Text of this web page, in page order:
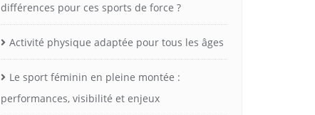
différences pour ces sports de force ?
Activité physique adaptée pour tous les âges
Le sport féminin en pleine montée :
performances, visibilité et enjeux